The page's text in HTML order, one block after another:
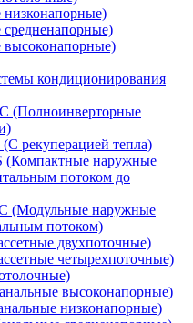
кондиционирования
(Полноинверторные
рекуперацией тепла)
(Компактные наружные
потоком до
(Модульные наружные
потоком)
двухпоточные)
четырехпоточные)
высоконапорные)
низконапорные)